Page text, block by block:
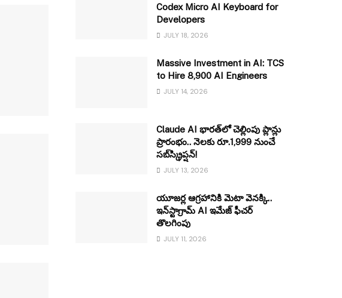
Codex Micro AI Keyboard for
Developers
JULY 18, 2026
Massive Investment in AI: TCS
to Hire 8,900 AI Engineers
JULY 14, 2026
Claude AI భారత్‌లో చెల్లింపు ప్లాన్లు
ప్రారంభం.. నెలకు రూ.1,999 నుంచే
సబ్‌స్క్రిప్షన్!
JULY 13, 2026
యూజర్ల ఆగ్రహానికి మెటా వెనక్కి..
ఇన్‌స్టాగ్రామ్ AI ఇమేజ్ ఫీచర్
తొలగింపు
JULY 11, 2026